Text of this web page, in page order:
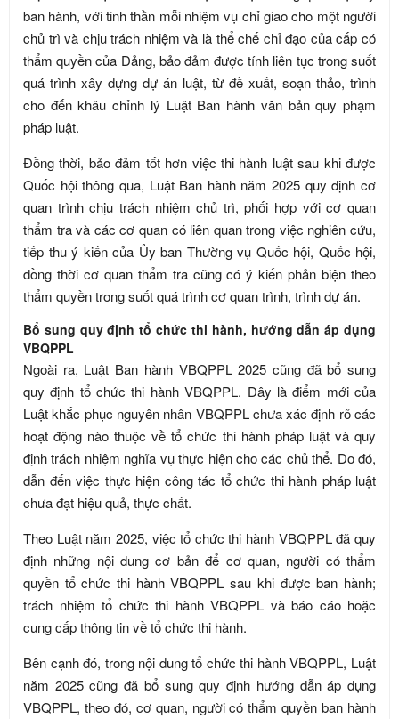
ban hành, với tinh thần mỗi nhiệm vụ chỉ giao cho một người
chủ trì và chịu trách nhiệm và là thể chế chỉ đạo của cấp có
thẩm quyền của Đảng, bảo đảm được tính liên tục trong suốt
quá trình xây dựng dự án luật, từ đề xuất, soạn thảo, trình
cho đến khâu chỉnh lý Luật Ban hành văn bản quy phạm
pháp luật.
Đồng thời, bảo đảm tốt hơn việc thi hành luật sau khi được
Quốc hội thông qua, Luật Ban hành năm 2025 quy định cơ
quan trình chịu trách nhiệm chủ trì, phối hợp với cơ quan
thẩm tra và các cơ quan có liên quan trong việc nghiên cứu,
tiếp thu ý kiến của Ủy ban Thường vụ Quốc hội, Quốc hội,
đồng thời cơ quan thẩm tra cũng có ý kiến phản biện theo
thẩm quyền trong suốt quá trình cơ quan trình, trình dự án.
Bổ sung quy định tổ chức thi hành, hướng dẫn áp dụng
VBQPPL
Ngoài ra, Luật Ban hành VBQPPL 2025 cũng đã bổ sung
quy định tổ chức thi hành VBQPPL. Đây là điểm mới của
Luật khắc phục nguyên nhân VBQPPL chưa xác định rõ các
hoạt động nào thuộc về tổ chức thi hành pháp luật và quy
định trách nhiệm nghĩa vụ thực hiện cho các chủ thể. Do đó,
dẫn đến việc thực hiện công tác tổ chức thi hành pháp luật
chưa đạt hiệu quả, thực chất.
Theo Luật năm 2025, việc tổ chức thi hành VBQPPL đã quy
định những nội dung cơ bản để cơ quan, người có thẩm
quyền tổ chức thi hành VBQPPL sau khi được ban hành;
trách nhiệm tổ chức thi hành VBQPPL và báo cáo hoặc
cung cấp thông tin về tổ chức thi hành.
Bên cạnh đó, trong nội dung tổ chức thi hành VBQPPL, Luật
năm 2025 cũng đã bổ sung quy định hướng dẫn áp dụng
VBQPPL, theo đó, cơ quan, người có thẩm quyền ban hành